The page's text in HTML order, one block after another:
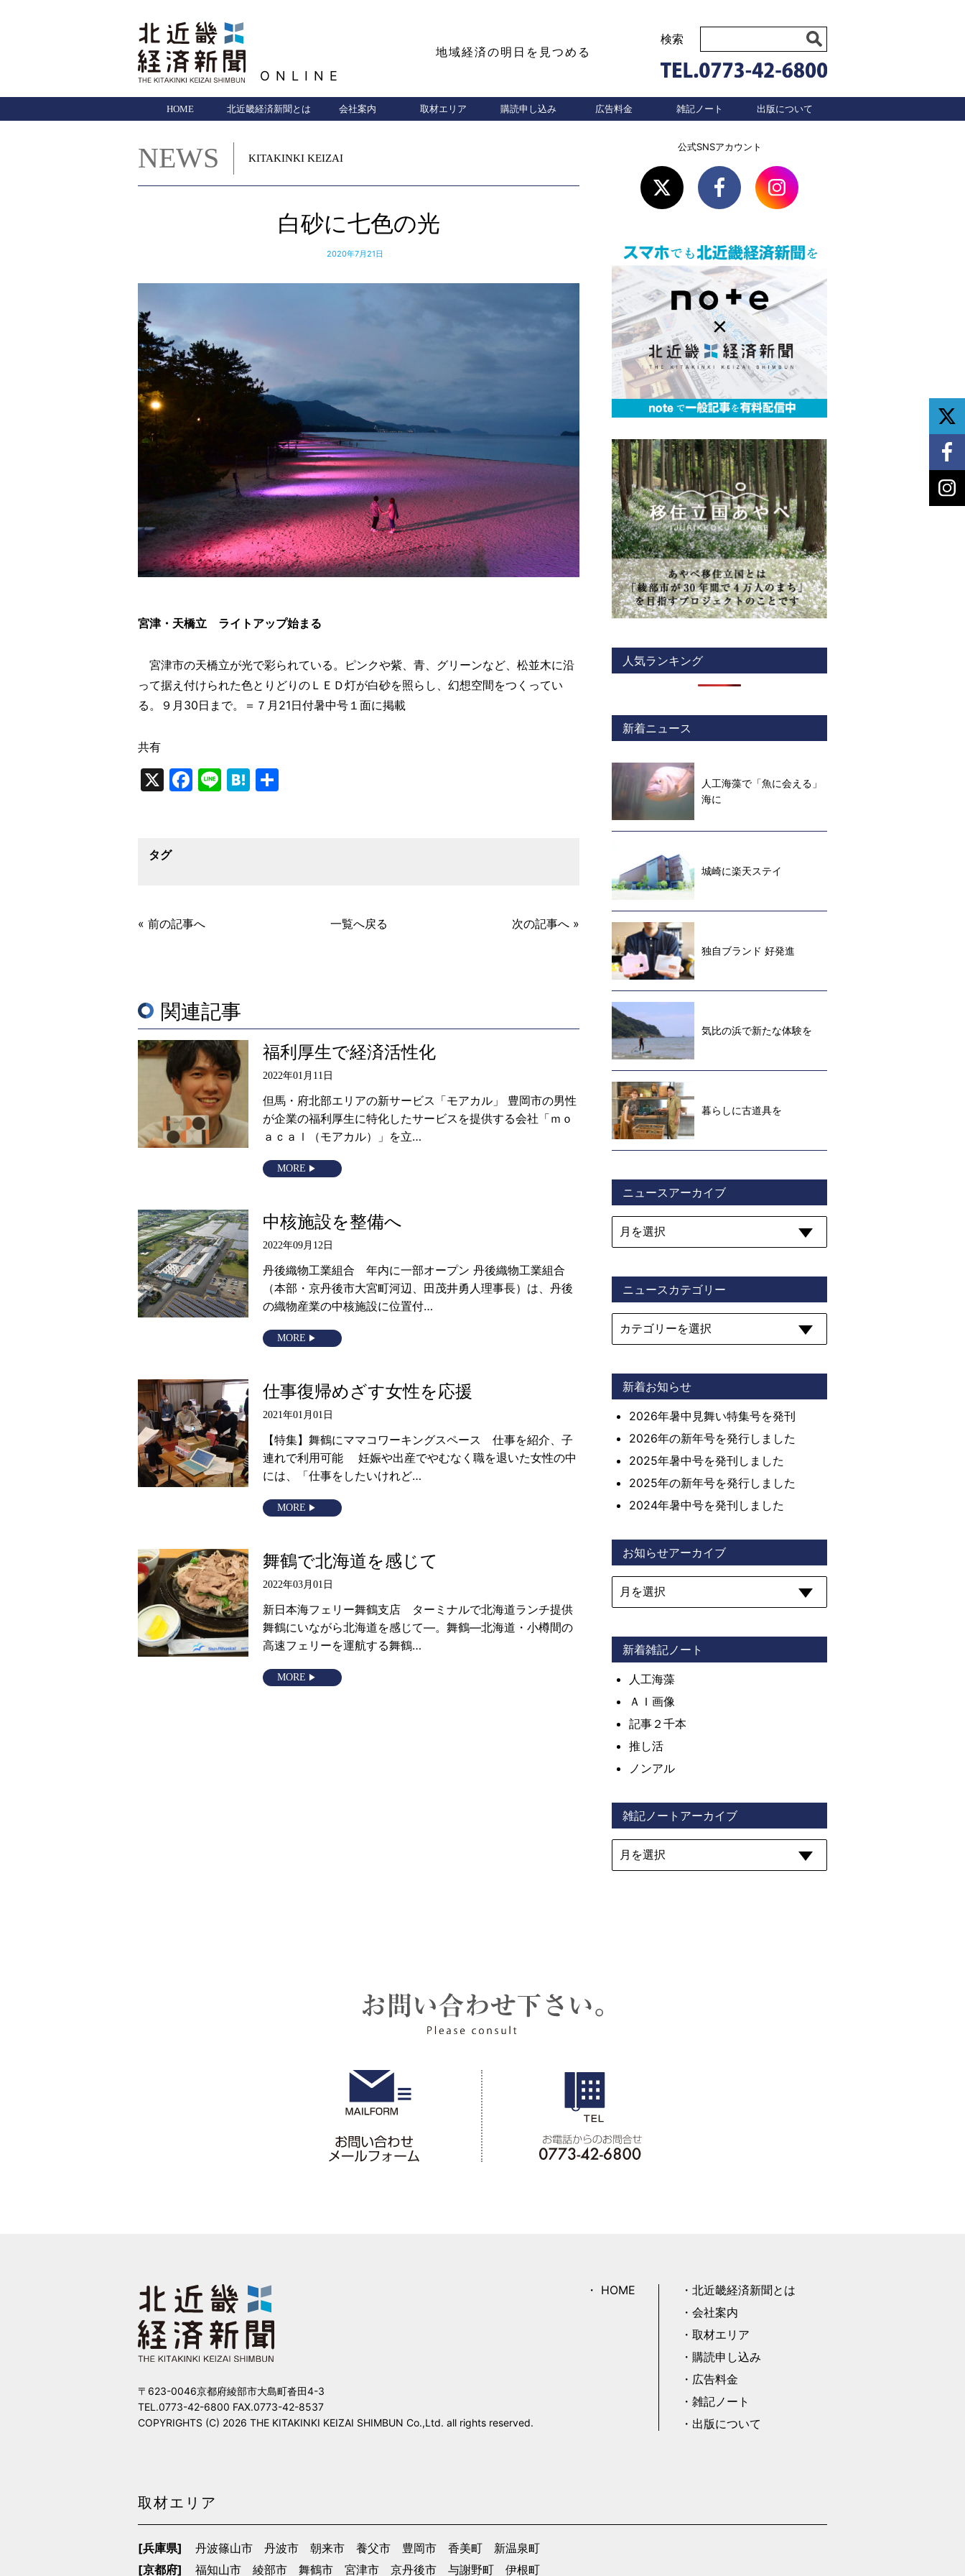
ONLINE
地域経済の明日を見つめる
検索
HOME 北近畿経済新聞とは 会社案内 取材エリア 購読申し込み 広告料金 雑記ノート 出版について
NEWS KITAKINKI KEIZAI
白砂に七色の光
2020年7月21日
宮津・天橋立 ライトアップ始まる
宮津市の天橋立が光で彩られている。ピンクや紫、青、グリーンなど、松並木に沿
って据え付けられた色とりどりのＬＥＤ灯が白砂を照らし、幻想空間をつくってい
る。９月30日まで。＝７月21日付暑中号１面に掲載
共有
X Facebook
LineHatena
タグ
« 前の記事へ 一覧へ戻る 次の記事へ »
関連記事
福利厚生で経済活性化
2022年01月11日
但馬・府北部エリアの新サービス「モアカル」 豊岡市の男性
が企業の福利厚生に特化したサービスを提供する会社「ｍｏ
ａｃａｌ（モアカル）」を立…
MORE
中核施設を整備へ
2022年09月12日
丹後織物工業組合 年内に一部オープン 丹後織物工業組合
（本部・京丹後市大宮町河辺、田茂井勇人理事長）は、丹後
の織物産業の中核施設に位置付…
MORE
仕事復帰めざす女性を応援
2021年01月01日
【特集】舞鶴にママコワーキングスペース 仕事を紹介、子
連れで利用可能 妊娠や出産でやむなく職を退いた女性の中
には、「仕事をしたいけれど…
MORE
舞鶴で北海道を感じて
2022年03月01日
新日本海フェリー舞鶴支店 ターミナルで北海道ランチ提供
舞鶴にいながら北海道を感じて―。舞鶴―北海道・小樽間の
高速フェリーを運航する舞鶴…
MORE
公式SNSアカウント
人気ランキング
新着ニュース
人工海藻で「魚に会える」
海に
城崎に楽天ステイ
独自ブランド 好発進
気比の浜で新たな体験を
暮らしに古道具を
ニュースアーカイブ
ニュースカテゴリー
新着お知らせ
2026年暑中見舞い特集号を発刊
2026年の新年号を発行しました
2025年暑中号を発刊しました
2025年の新年号を発行しました
2024年暑中号を発刊しました
お知らせアーカイブ
新着雑記ノート
人工海藻
ＡＩ画像
記事２千本
推し活
ノンアル
雑記ノートアーカイブ
〒623-0046京都府綾部市大島町沓田4-3
TEL.0773-42-6800 FAX.0773-42-8537
COPYRIGHTS (C) 2026 THE KITAKINKI KEIZAI SHIMBUN Co.,Ltd. all rights reserved.
HOME
北近畿経済新聞とは
会社案内
取材エリア
購読申し込み
広告料金
雑記ノート
出版について
取材エリア
[兵庫県] 丹波篠山市 丹波市 朝来市 養父市 豊岡市 香美町
新温泉町
[京都府]
福知山市 綾部市 舞鶴市 宮津市 京丹後市 与謝野町 伊根町